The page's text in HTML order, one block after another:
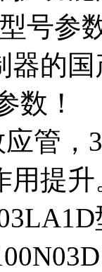
号参
器的
数！
管
用提升